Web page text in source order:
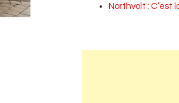
Northvolt : C’est